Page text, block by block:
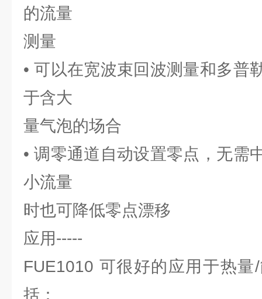
的流量
测量
• 可以在宽波束回波测量和多普
于含大
量气泡的场合
• 调零通道自动设置零点，无需
小流量
时也可降低零点漂移
应用-----
FUE1010 可很好的应用于热
括：